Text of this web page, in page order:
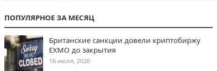
ПОПУЛЯРНОЕ ЗА МЕСЯЦ
Британские санкции довели криптобиржу
EXMO до закрытия
16 июля, 2026